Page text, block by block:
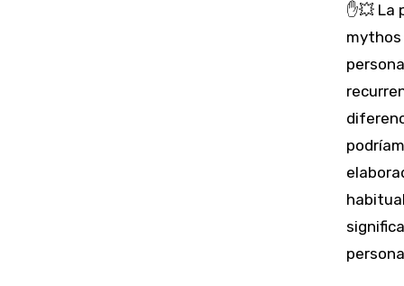
✋💥
mythos